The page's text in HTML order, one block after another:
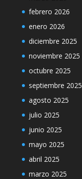
febrero 2026
enero 2026
diciembre 2025
noviembre 2025
octubre 2025
septiembre 2025
agosto 2025
julio 2025
junio 2025
mayo 2025
abril 2025
marzo 2025